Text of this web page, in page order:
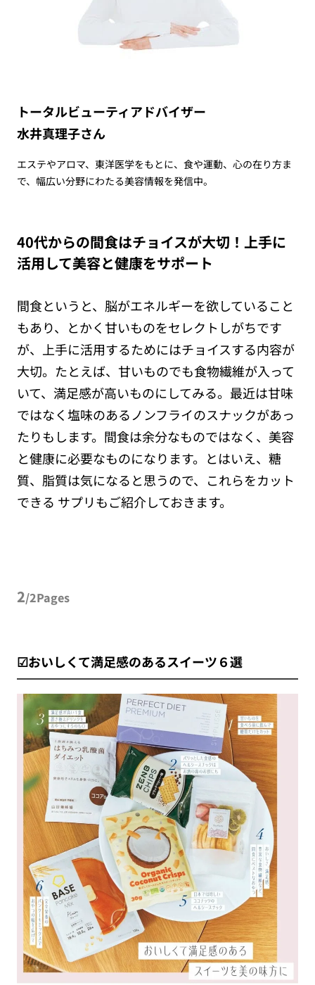
トータルビューティアドバイザー
水井真理子さん
エステやアロマ、東洋医学をもとに、食や運動、心の在り方ま
で、幅広い分野にわたる美容情報を発信中。
40代からの間食はチョイスが大切！上手に
活用して美容と健康をサポート
間食というと、脳がエネルギーを欲していること
もあり、とかく甘いものをセレクトしがちです
が、上手に活用するためにはチョイスする内容が
大切。たとえば、甘いものでも食物繊維が入って
いて、満足感が高いものにしてみる。最近は甘味
ではなく塩味のあるノンフライのスナックがあっ
たりもします。間食は余分なものではなく、美容
と健康に必要なものになります。とはいえ、糖
質、脂質は気になると思うので、これらをカット
できる サプリもご紹介しておきます。
2/2Pages
☑おいしくて満足感のあるスイーツ６選